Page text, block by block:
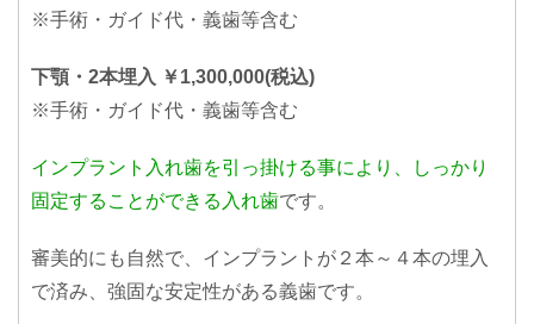
※手術・ガイド代・義歯等含む
下顎・2本埋入 ￥1,300,000(税込)
※手術・ガイド代・義歯等含む
インプラント入れ歯を引っ掛ける事により、しっかり
固定することができる入れ歯です。
審美的にも自然で、インプラントが２本～４本の埋入
で済み、強固な安定性がある義歯です。